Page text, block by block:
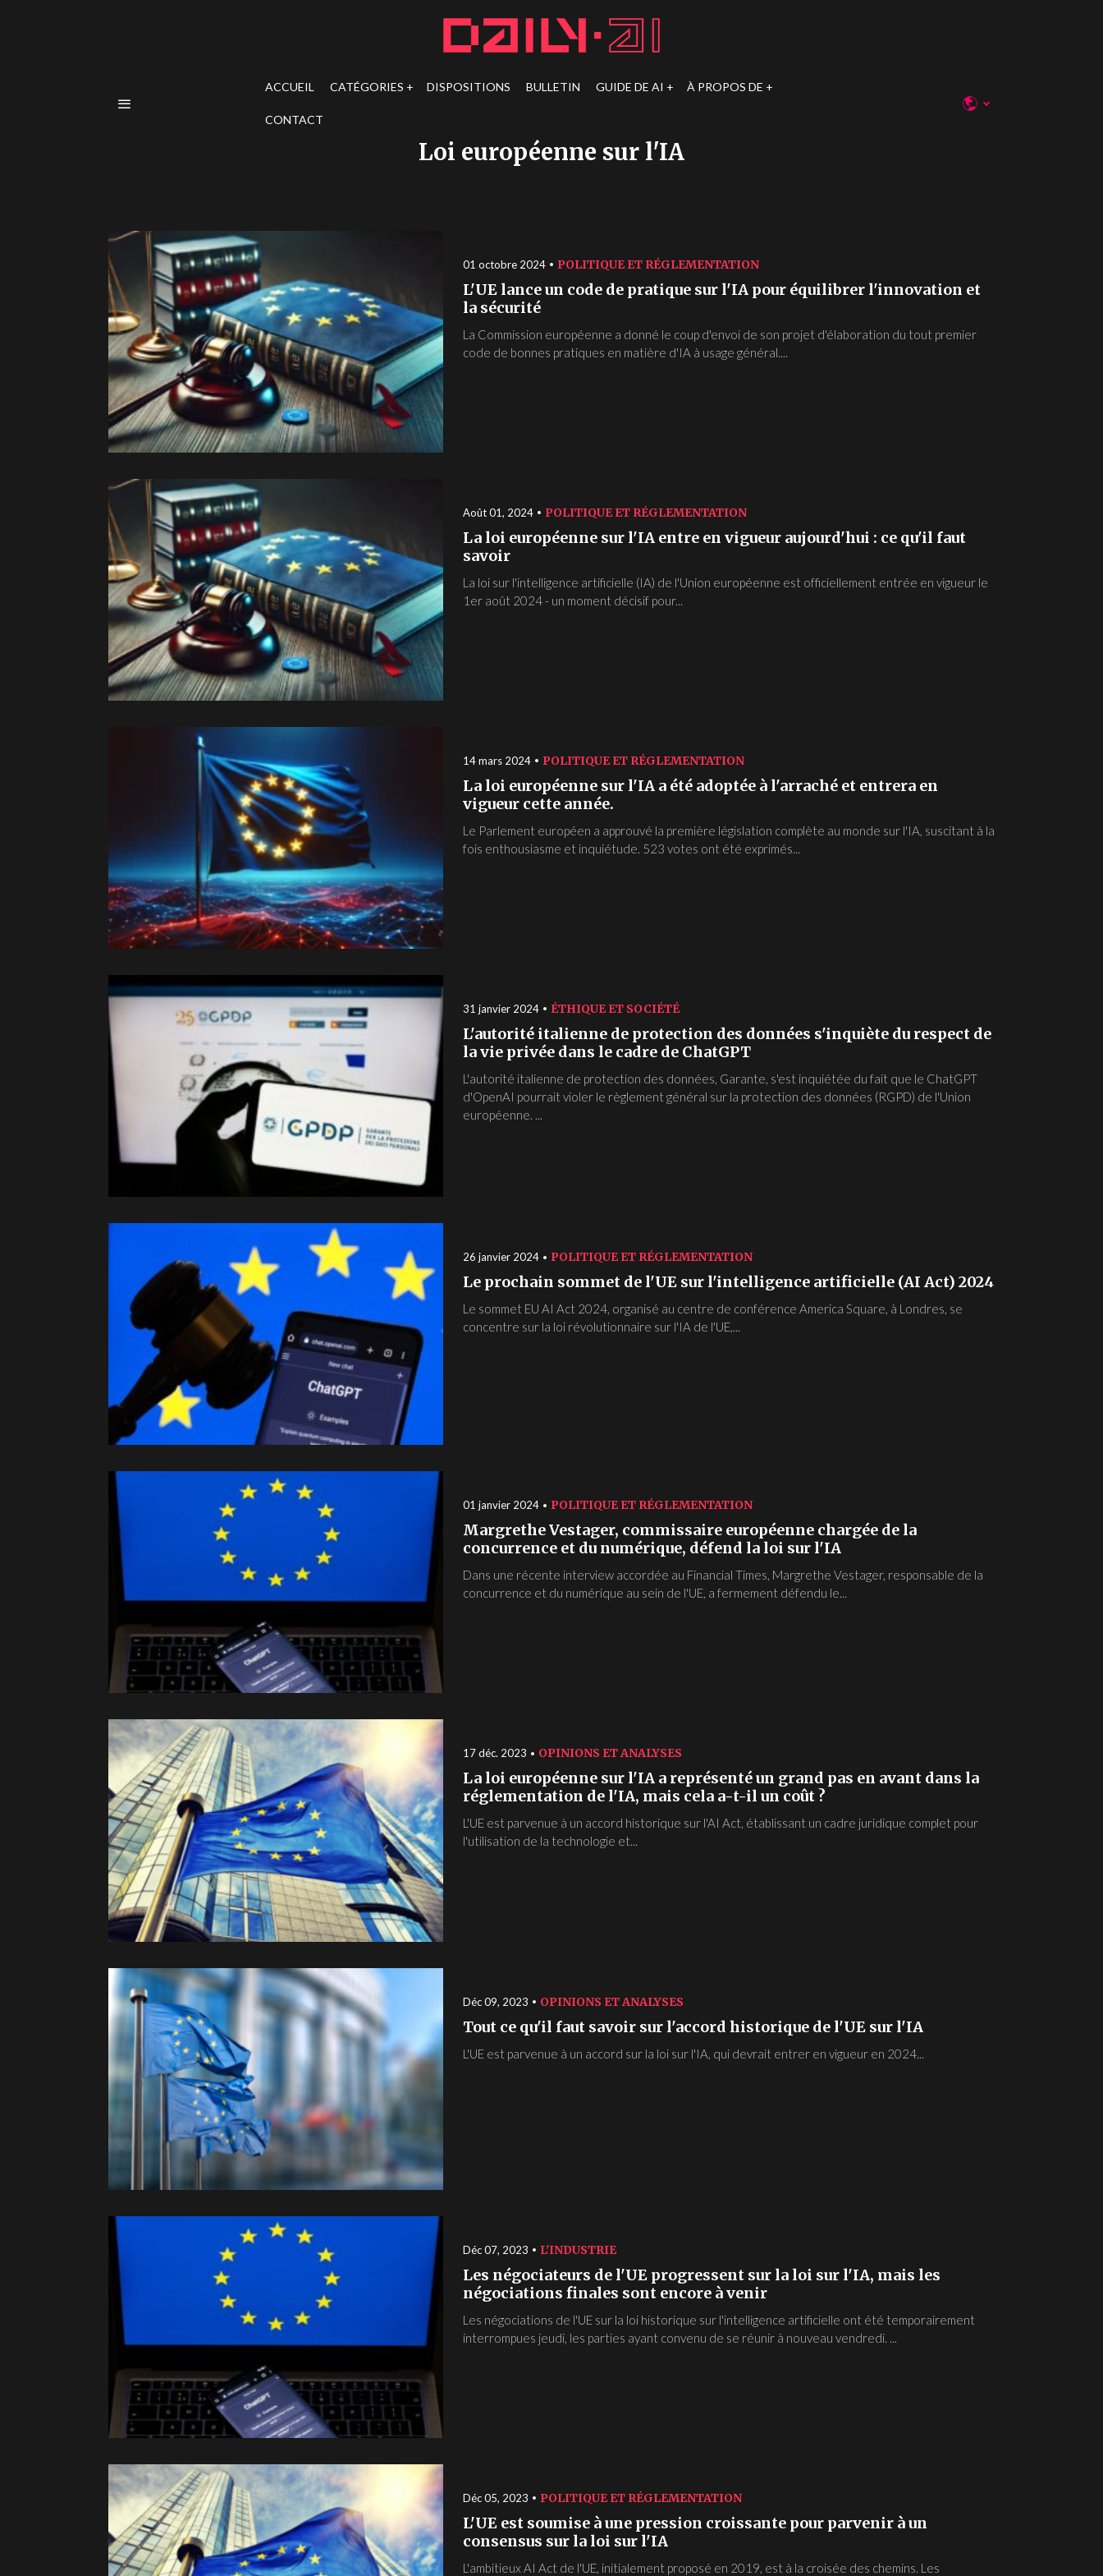
ACCUEIL CATÉGORIES DISPOSITIONS BULLETIN GUIDE DE AI À PROPOS DE
CONTACT
Loi européenne sur l'IA
01 octobre 2024 POLITIQUE ET RÉGLEMENTATION
L'UE lance un code de pratique sur l'IA pour équilibrer l'innovation et
la sécurité
La Commission européenne a donné le coup d'envoi de son projet d'élaboration du tout premier
code de bonnes pratiques en matière d'IA à usage général....
Août 01, 2024 POLITIQUE ET RÉGLEMENTATION
La loi européenne sur l'IA entre en vigueur aujourd'hui : ce qu'il faut
savoir
La loi sur l'intelligence artificielle (IA) de l'Union européenne est officiellement entrée en vigueur le
1er août 2024 - un moment décisif pour...
14 mars 2024 POLITIQUE ET RÉGLEMENTATION
La loi européenne sur l'IA a été adoptée à l'arraché et entrera en
vigueur cette année.
Le Parlement européen a approuvé la première législation complète au monde sur l'IA, suscitant à la
fois enthousiasme et inquiétude. 523 votes ont été exprimés...
31 janvier 2024 ÉTHIQUE ET SOCIÉTÉ
L'autorité italienne de protection des données s'inquiète du respect de
la vie privée dans le cadre de ChatGPT
L'autorité italienne de protection des données, Garante, s'est inquiétée du fait que le ChatGPT
d'OpenAI pourrait violer le règlement général sur la protection des données (RGPD) de l'Union
européenne. ...
26 janvier 2024 POLITIQUE ET RÉGLEMENTATION
Le prochain sommet de l'UE sur l'intelligence artificielle (AI Act) 2024
Le sommet EU AI Act 2024, organisé au centre de conférence America Square, à Londres, se
concentre sur la loi révolutionnaire sur l'IA de l'UE,...
01 janvier 2024 POLITIQUE ET RÉGLEMENTATION
Margrethe Vestager, commissaire européenne chargée de la
concurrence et du numérique, défend la loi sur l'IA
Dans une récente interview accordée au Financial Times, Margrethe Vestager, responsable de la
concurrence et du numérique au sein de l'UE, a fermement défendu le...
17 déc. 2023 OPINIONS ET ANALYSES
La loi européenne sur l'IA a représenté un grand pas en avant dans la
réglementation de l'IA, mais cela a-t-il un coût ?
L'UE est parvenue à un accord historique sur l'AI Act, établissant un cadre juridique complet pour
l'utilisation de la technologie et...
Déc 09, 2023 OPINIONS ET ANALYSES
Tout ce qu'il faut savoir sur l'accord historique de l'UE sur l'IA
L'UE est parvenue à un accord sur la loi sur l'IA, qui devrait entrer en vigueur en 2024...
Déc 07, 2023 L'INDUSTRIE
Les négociateurs de l'UE progressent sur la loi sur l'IA, mais les
négociations finales sont encore à venir
Les négociations de l'UE sur la loi historique sur l'intelligence artificielle ont été temporairement
interrompues jeudi, les parties ayant convenu de se réunir à nouveau vendredi. ...
Déc 05, 2023 POLITIQUE ET RÉGLEMENTATION
L'UE est soumise à une pression croissante pour parvenir à un
consensus sur la loi sur l'IA
L'ambitieux AI Act de l'UE, initialement proposé en 2019, est à la croisée des chemins. Les